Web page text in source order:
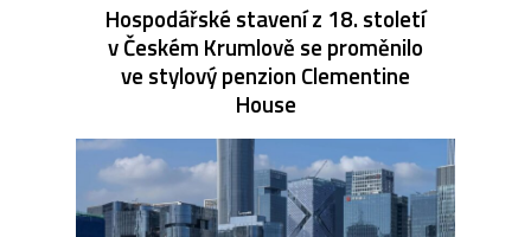
Hospodářské stavení z 18. století
v Českém Krumlově se proměnilo
ve stylový penzion Clementine
House